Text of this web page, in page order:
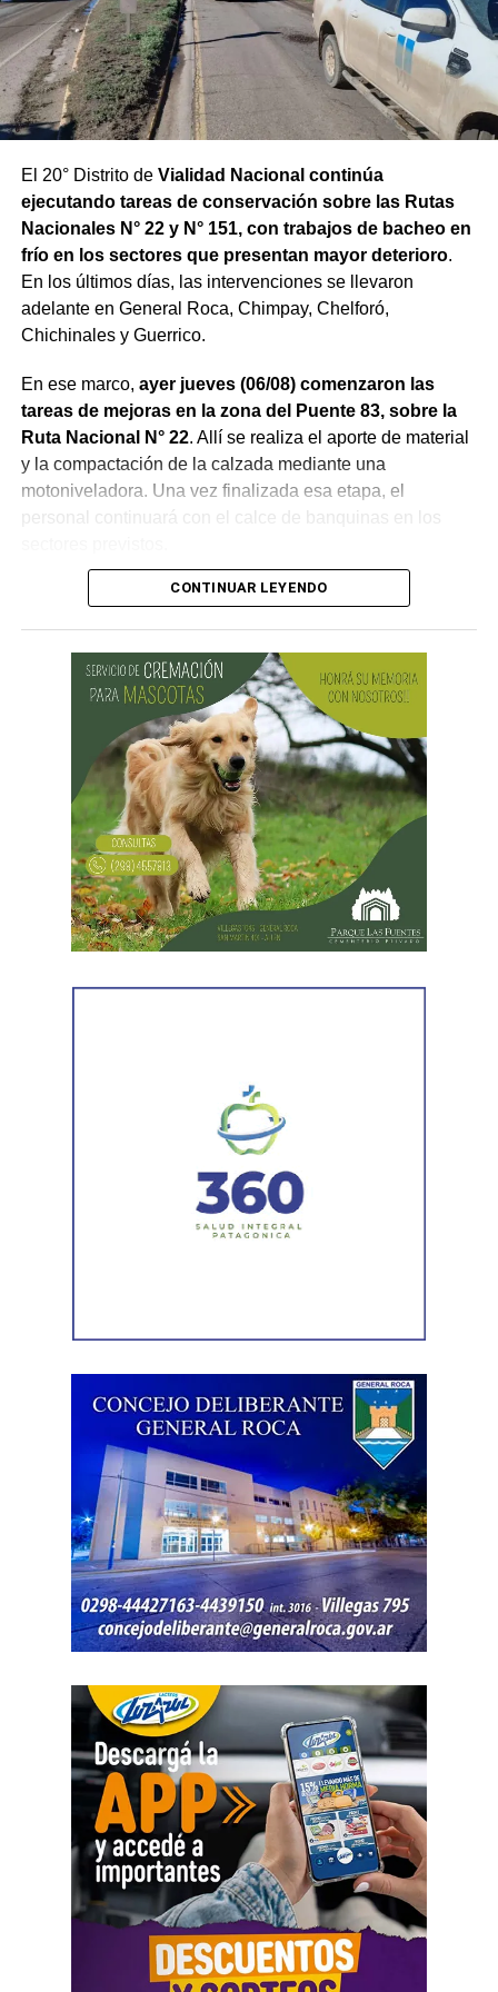
El 20° Distrito de Vialidad Nacional continúa
ejecutando tareas de conservación sobre las Rutas
Nacionales N° 22 y N° 151, con trabajos de bacheo en
frío en los sectores que presentan mayor deterioro.
En los últimos días, las intervenciones se llevaron
adelante en General Roca, Chimpay, Chelforó,
Chichinales y Guerrico.
En ese marco, ayer jueves (06/08) comenzaron las
tareas de mejoras en la zona del Puente 83, sobre la
Ruta Nacional N° 22. Allí se realiza el aporte de material
y la compactación de la calzada mediante una
motoniveladora. Una vez finalizada esa etapa, el
Desde Vialidad Nacional informaron que,durante las
próximas semanas, el operativo de bacheo será
reforzado con dos nuevas cuadrillas de trabajo y dos
camiones bacheadores, lo que permitirá incrementar
el ritmo de ejecución y optimizar las tareas de
mantenimiento en distintos puntos del Alto Valle.
Por otra parte, el organismo avanza con el relevamiento
sectores más deteriorados y mejorar las condiciones de
CONTINUAR LEYENDO